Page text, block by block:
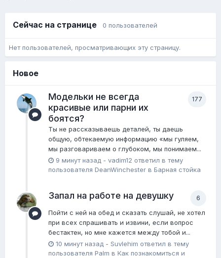
Сейчас на странице 0 пользователей
Нет пользователей, просматривающих эту страницу.
Новое
177
Модельки не всегда
красивые или парни их
боятся?
Ты не рассказываешь деталей, ты даешь
общую, обтекаемую информацию «мы гуляем,
мы разговариваем о глубоком, мы понимаем...
9 минут назад - vadim12 ответил в тему
пользователя DeanWinchester в Барная стойка
6
Запал на работе на девушку
Пойти с ней на обед и сказать слушай, не хотел
при всех спрашивать и извини, если вопрос
бестактен, но мне кажется между тобой и...
10 минут назад - Suvlehim ответил в тему
пользователя Palm в Как познакомиться и